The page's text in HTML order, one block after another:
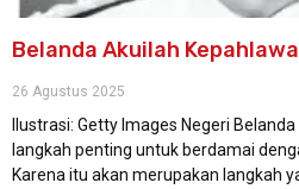
Belanda Akuilah
26 Agustus 2025
Ilustrasi: Getty Images Negeri
langkah penting untuk berdamai
Karena itu akan merupakan langkah